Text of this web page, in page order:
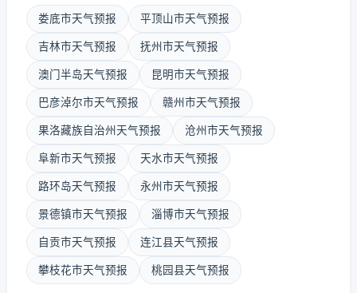
娄底市天气预报 平顶山市天气预报
吉林市天气预报 抚州市天气预报
澳门半岛天气预报 昆明市天气预报
巴彦淖尔市天气预报 赣州市天气预报
果洛藏族自治州天气预报 沧州市天气预报
阜新市天气预报 天水市天气预报
路环岛天气预报 永州市天气预报
景德镇市天气预报 淄博市天气预报
自贡市天气预报 连江县天气预报
攀枝花市天气预报 桃园县天气预报